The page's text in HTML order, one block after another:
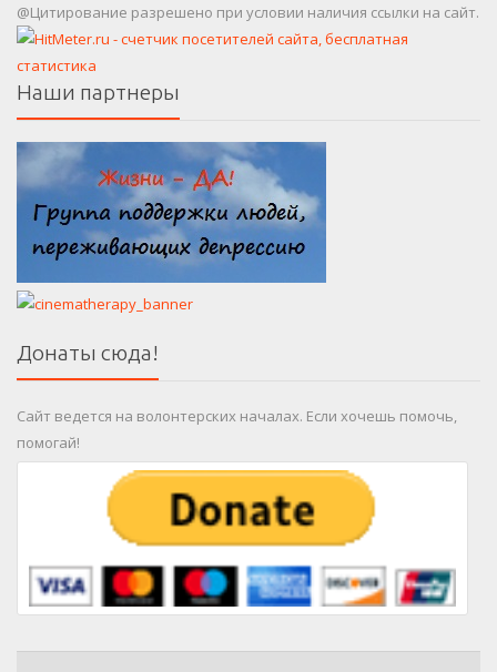
@Цитирование разрешено при условии наличия ссылки на сайт.
Наши партнеры
Донаты сюда!
Сайт ведется на волонтерских началах. Если хочешь помочь,
помогай!